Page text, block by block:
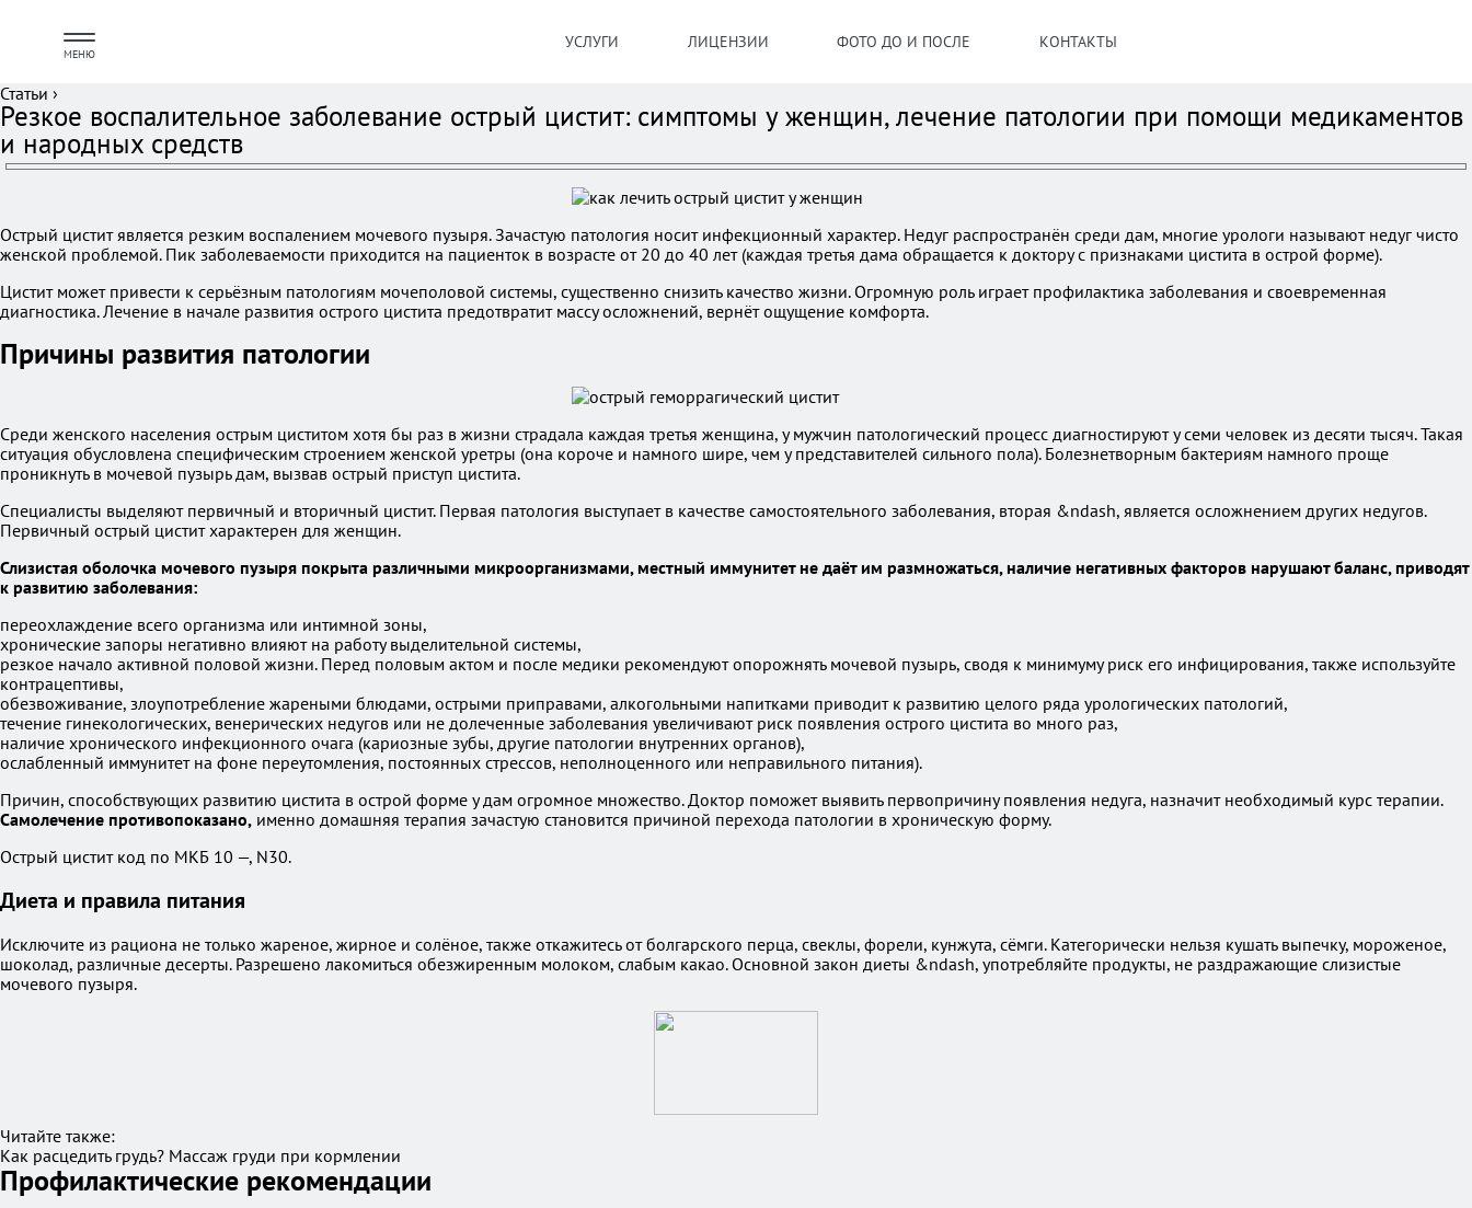
МЕНЮ
УСЛУГИ ЛИЦЕНЗИИ ФОТО ДО И ПОСЛЕ КОНТАКТЫ
Статьи ›
Резкое воспалительное заболевание острый цистит: симптомы у женщин, лечение патологии при помощи медикаментов
и народных средств
Острый цистит является резким воспалением мочевого пузыря. Зачастую патология носит инфекционный характер. Недуг распространён среди дам, многие урологи называют недуг чисто
женской проблемой. Пик заболеваемости приходится на пациенток в возрасте от 20 до 40 лет (каждая третья дама обращается к доктору с признаками цистита в острой форме).
Цистит может привести к серьёзным патологиям мочеполовой системы, существенно снизить качество жизни. Огромную роль играет профилактика заболевания и своевременная
диагностика. Лечение в начале развития острого цистита предотвратит массу осложнений, вернёт ощущение комфорта.
Причины развития патологии
Среди женского населения острым циститом хотя бы раз в жизни страдала каждая третья женщина, у мужчин патологический процесс диагностируют у семи человек из десяти тысяч. Такая
ситуация обусловлена специфическим строением женской уретры (она короче и намного шире, чем у представителей сильного пола). Болезнетворным бактериям намного проще
проникнуть в мочевой пузырь дам, вызвав острый приступ цистита.
Специалисты выделяют первичный и вторичный цистит. Первая патология выступает в качестве самостоятельного заболевания, вторая &ndash, является осложнением других недугов.
Первичный острый цистит характерен для женщин.
Слизистая оболочка мочевого пузыря покрыта различными микроорганизмами, местный иммунитет не даёт им размножаться, наличие негативных факторов нарушают баланс, приводят
к развитию заболевания:
переохлаждение всего организма или интимной зоны,
хронические запоры негативно влияют на работу выделительной системы,
резкое начало активной половой жизни. Перед половым актом и после медики рекомендуют опорожнять мочевой пузырь, сводя к минимуму риск его инфицирования, также используйте
контрацептивы,
обезвоживание, злоупотребление жареными блюдами, острыми приправами, алкогольными напитками приводит к развитию целого ряда урологических патологий,
течение гинекологических, венерических недугов или не долеченные заболевания увеличивают риск появления острого цистита во много раз,
наличие хронического инфекционного очага (кариозные зубы, другие патологии внутренних органов),
ослабленный иммунитет на фоне переутомления, постоянных стрессов, неполноценного или неправильного питания).
Причин, способствующих развитию цистита в острой форме у дам огромное множество. Доктор поможет выявить первопричину появления недуга, назначит необходимый курс терапии.
Самолечение противопоказано, именно домашняя терапия зачастую становится причиной перехода патологии в хроническую форму.
Острый цистит код по МКБ 10 —, N30.
Диета и правила питания
Исключите из рациона не только жареное, жирное и солёное, также откажитесь от болгарского перца, свеклы, форели, кунжута, сёмги. Категорически нельзя кушать выпечку, мороженое,
шоколад, различные десерты. Разрешено лакомиться обезжиренным молоком, слабым какао. Основной закон диеты &ndash, употребляйте продукты, не раздражающие слизистые
мочевого пузыря.
Читайте также:
Как расцедить грудь? Массаж груди при кормлении
Профилактические рекомендации